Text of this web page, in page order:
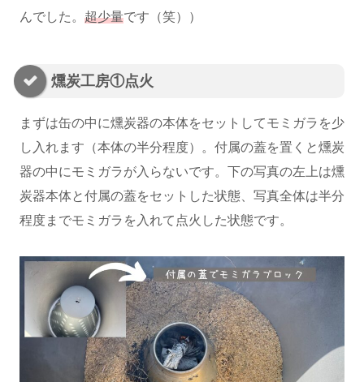
んでした。 超少量です（笑））
燻炭工房①点火
まずは缶の中に燻炭器の本体をセットしてモミガラを少
し入れます（本体の半分程度）。付属の蓋を置くと燻炭
器の中にモミガラが入らないです。下の写真の左上は燻
炭器本体と付属の蓋をセットした状態、写真全体は半分
程度までモミガラを入れて点火した状態です。